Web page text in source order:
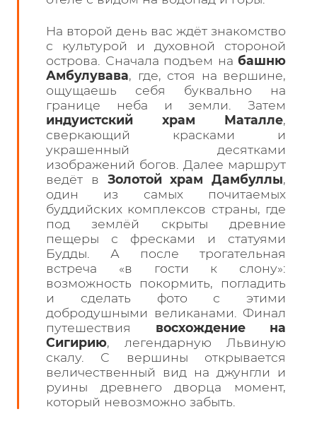
На второй день вас ждёт знакомство
с культурой и духовной стороной
острова. Сначала подъем на башню
Амбулувава, где, стоя на вершине,
ощущаешь себя буквально на
границе неба и земли. Затем
индуистский храм Маталле,
сверкающий красками и
украшенный десятками
изображений богов. Далее маршрут
ведёт в Золотой храм Дамбуллы,
один из самых почитаемых
буддийских комплексов страны, где
под землёй скрыты древние
пещеры с фресками и статуями
Будды. А после трогательная
встреча «в гости к слону»:
возможность покормить, погладить
и сделать фото с этими
добродушными великанами. Финал
путешествия восхождение на
Сигирию, легендарную Львиную
скалу. С вершины открывается
величественный вид на джунгли и
руины древнего дворца момент,
который невозможно забыть.